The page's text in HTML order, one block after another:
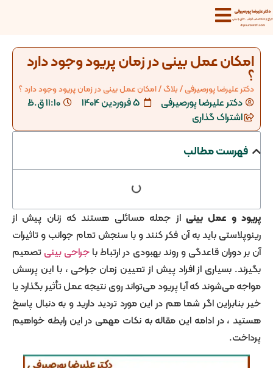
عمل بینی در زمان پریود وجود دارد
پورصیرفی/بلاگ/امکان عمل بینی در زمان پریود وجود دارد ؟
علیرضا پورصیرفی 5 فروردین 1404
11:10 ق.ظ
گذاری
مطالب
عمل بینیاز جمله مسائلی هستند که زنان پیش از
باید به آن فکر کنند و با سنجش تمام جوانب و تاثیرات
قاعدگی و روند بهبودی در ارتباط باجراحی بینیتصمیم
بسیاری از افراد پیش از تعیین زمان جراحی ، با این پرسش
که آیا پریود می‌تواند روی نتیجه عمل تأثیر بگذارد یا
اگر شما هم در این مورد تردید دارید و به دنبال پاسخ
در ادامه این مقاله به نکات مهمی در این رابطه خواهیم